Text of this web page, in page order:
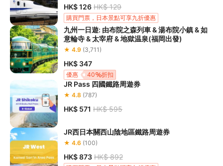
HK$ 126 HK$ 129
購買門票，日本景點可享九折優惠
九州一日遊: 由布院之森列車 & 湯布院小鎮 & 如
意輪寺 & 太宰府 & 地獄温泉(福岡出發)
★ 4.9 (3,711)
HK$ 347
40 折扣
優惠
JR Pass 四國鐵路周遊券
★ 4.8 (787)
HK$ 571 HK$ 595
JR西日本關西山陰地區鐵路周遊券
★ 4.6 (100)
HK$ 873 HK$ 892